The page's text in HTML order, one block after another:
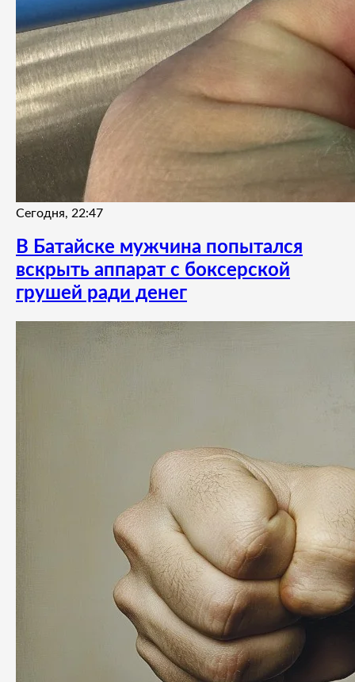
Сегодня, 22:47
В Батайске мужчина попытался
вскрыть аппарат с боксерской
грушей ради денег